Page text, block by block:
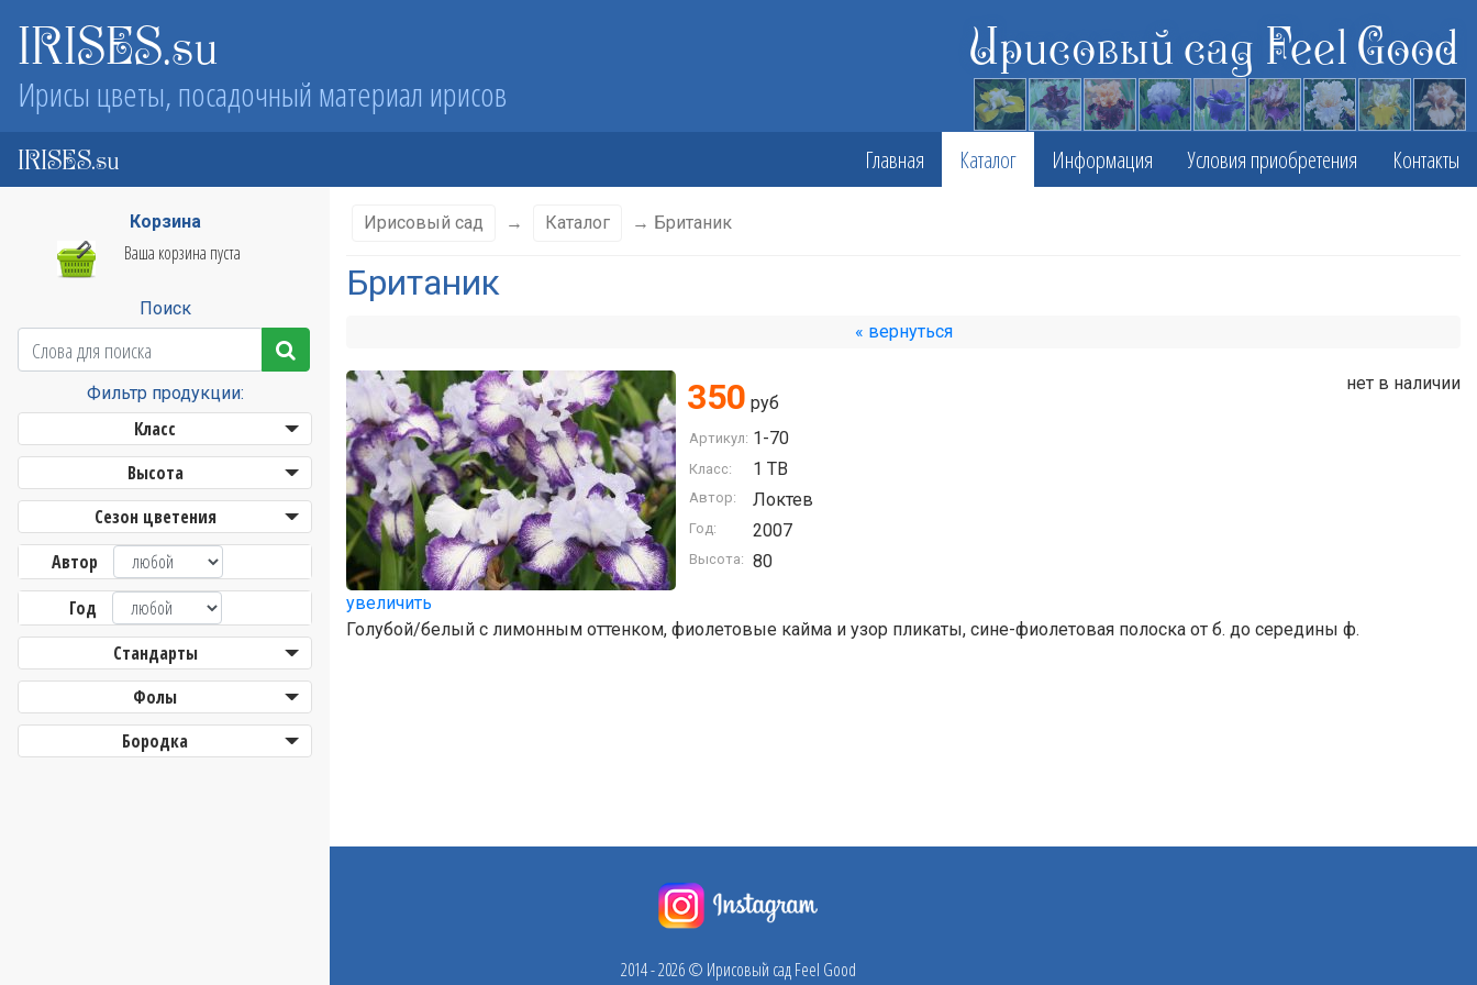
IRISES.su Ирисовый сад Feel Good
Ирисы цветы, посадочный материал ирисов
IRISES.su Главная Каталог Информация Условия приобретения Контакты
Корзина
Ваша корзина пуста
Поиск
Фильтр продукции:
Класс
Высота
Сезон цветения
Автор
Год
Стандарты
Фолы
Бородка
Ирисовый сад → Каталог → Британик
Британик
« вернуться
увеличить
350 руб
нет в наличии
Артикул: 1-70
Класс: 1 TB
Автор: Локтев
Год: 2007
Высота: 80
Голубой/белый с лимонным оттенком, фиолетовые кайма и узор пликаты, сине-фиолетовая полоска от б. до середины ф.
2014 - 2026 © Ирисовый сад Feel Good